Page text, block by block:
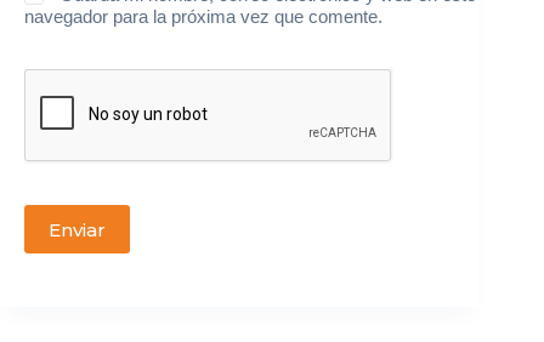
navegador para la próxima vez que comente.
Enviar